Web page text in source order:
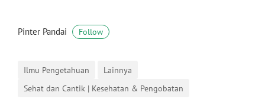
Pinter Pandai Follow
Ilmu Pengetahuan
Lainnya
Sehat dan Cantik | Kesehatan & Pengobatan